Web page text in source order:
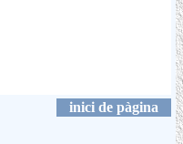
inici de pàgina